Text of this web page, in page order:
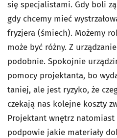
się specjalistami. Gdy boli
gdy chcemy mieć
fryzjera (śmiech). Możemy
może być różny. Z
podobnie. Spokojnie
pomocy projektanta, bo
taniej, ale jest ryzyko, że
czekają nas kolejne koszty
Projektant wnętrz
podpowie jakie materiały